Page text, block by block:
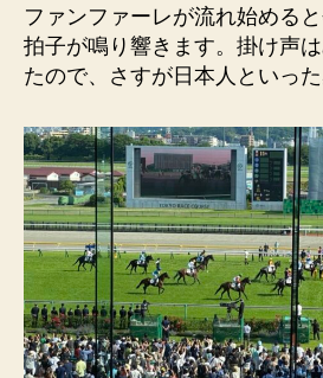
ファンファーレが流れ始める
拍子が鳴り響きます。掛け声
たので、さすが日本人といった